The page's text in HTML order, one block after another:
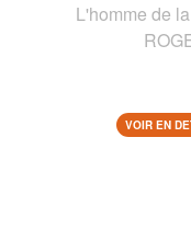
L'homme de
VOIR EN